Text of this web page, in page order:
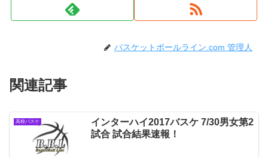
バスケットボールライン.com 管理人
関連記事
高校バスケ
インターハイ2017バスケ 7/30男女第2
試合 試合結果速報！